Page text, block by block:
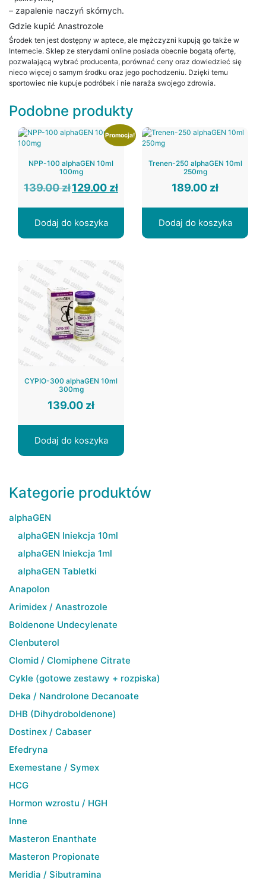
– zapalenie naczyń skórnych.
Gdzie kupić Anastrozole
Środek ten jest dostępny w aptece, ale mężczyzni kupują go także w
Internecie. Sklep ze sterydami online posiada obecnie bogatą ofertę,
pozwalającą wybrać producenta, porównać ceny oraz dowiedzieć się
nieco więcej o samym środku oraz jego pochodzeniu. Dzięki temu
sportowiec nie kupuje podróbek i nie naraża swojego zdrowia.
Podobne produkty
Promocja!
NPP-100 alphaGEN 10ml
100mg
139.00zł Pierwotna
cena
139.00 zł.
129.00 złcena
129.00 zł.
Dodaj do koszyka
Trenen-250 alphaGEN 10ml
250mg
189.00 zł
Dodaj do koszyka
CYPIO-300 alphaGEN 10ml
300mg
139.00 zł
Dodaj do koszyka
Kategorie produktów
alphaGEN
alphaGEN Iniekcja 10ml
alphaGEN Iniekcja 1ml
alphaGEN Tabletki
Anapolon
Arimidex / Anastrozole
Boldenone Undecylenate
Clenbuterol
Clomid / Clomiphene Citrate
Cykle (gotowe zestawy + rozpiska)
Deka / Nandrolone Decanoate
DHB (Dihydroboldenone)
Dostinex / Cabaser
Efedryna
Exemestane / Symex
HCG
Hormon wzrostu / HGH
Inne
Masteron Enanthate
Masteron Propionate
Meridia / Sibutramina